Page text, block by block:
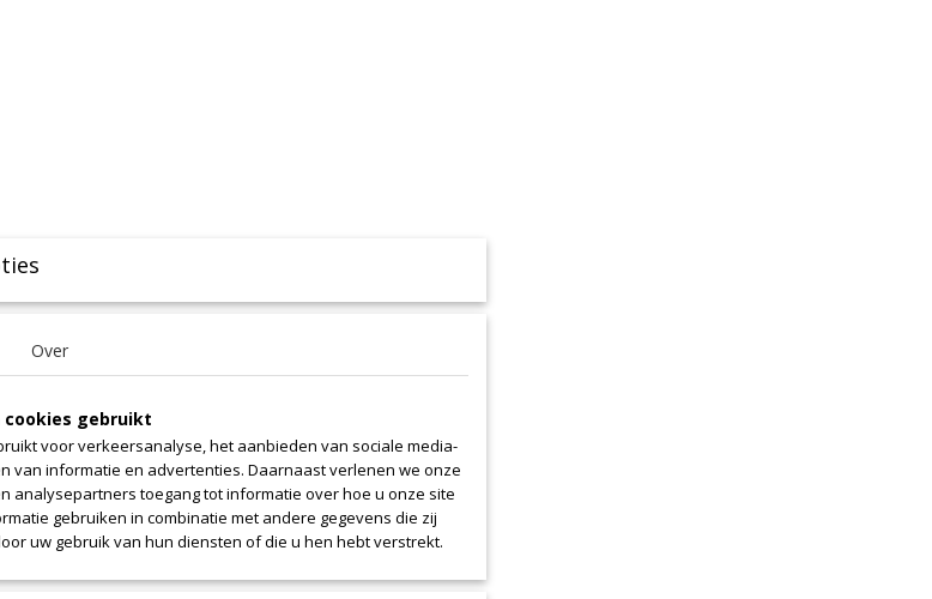
Over
cookies gebruikt
voor verkeersanalyse, het aanbieden van sociale media-
van informatie en advertenties. Daarnaast verlenen we onze
analysepartners toegang tot informatie over hoe u onze site
gebruiken in combinatie met andere gegevens die zij
uw gebruik van hun diensten of die u hen hebt verstrekt.